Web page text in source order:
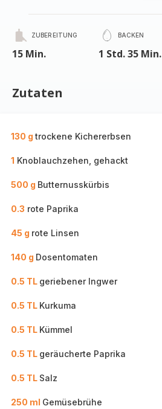
ZUBEREITUNG
15 Min.
BACKEN
1 Std. 35 Min.
Zutaten
130 g trockene Kichererbsen
1 Knoblauchzehen, gehackt
500 g Butternusskürbis
0.3 rote Paprika
45 g rote Linsen
140 g Dosentomaten
0.5 TL geriebener Ingwer
0.5 TL Kurkuma
0.5 TL Kümmel
0.5 TL geräucherte Paprika
0.5 TL Salz
250 ml Gemüsebrühe